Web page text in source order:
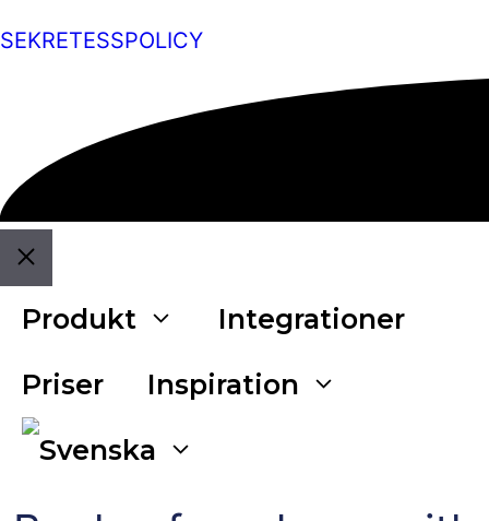
SEKRETESSPOLICY
Stäng
Produkt
Integrationer
Priser
Inspiration